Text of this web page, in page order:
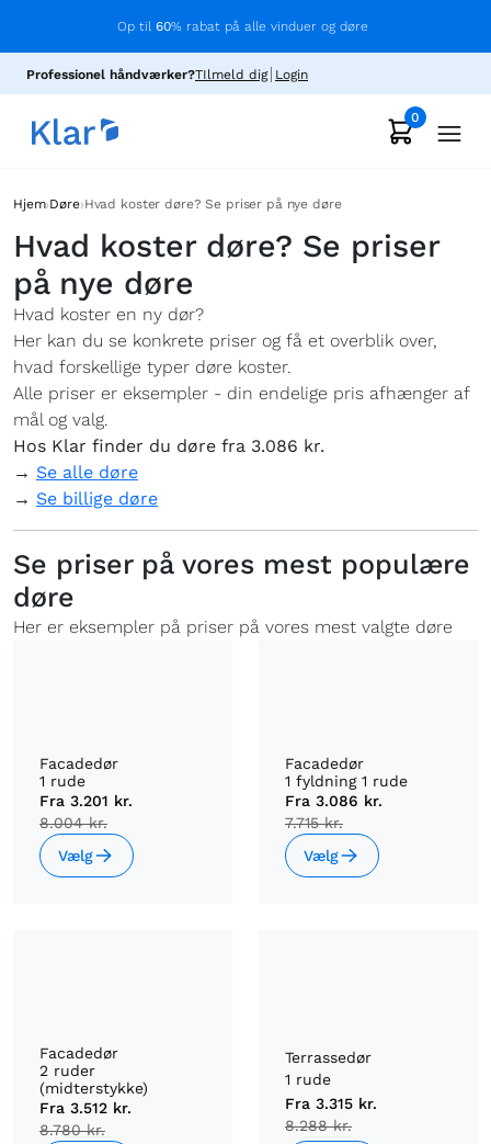
Op til 60% rabat på alle vinduer og døre
Professionel håndværker?TIlmeld dig Login
0
Hjem›Døre›Hvad koster døre? Se priser på nye døre
Hvad koster døre? Se priser
på nye døre
Hvad koster en ny dør?
Her kan du se konkrete priser og få et overblik over,
hvad forskellige typer døre koster.
Alle priser er eksempler - din endelige pris afhænger af
mål og valg.
Hos Klar finder du døre fra 3.086 kr.
→ Se alle døre
→ Se billige døre
Se priser på vores mest populære
døre
Her er eksempler på priser på vores mest valgte døre
Facadedør
1 rude
Fra 3.201 kr.
8.004 kr.
Vælg
Facadedør
1 fyldning 1 rude
Fra 3.086 kr.
7.715 kr.
Vælg
Facadedør
2 ruder
(midterstykke)
Fra 3.512 kr.
8.780 kr.
Terrassedør
1 rude
Fra 3.315 kr.
8.288 kr.